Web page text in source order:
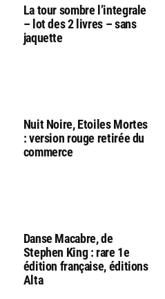
La tour sombre l’integrale
– lot des 2 livres – sans
jaquette
Nuit Noire, Etoiles Mortes
: version rouge retirée du
commerce
Danse Macabre, de
Stephen King : rare 1e
édition française, éditions
Alta